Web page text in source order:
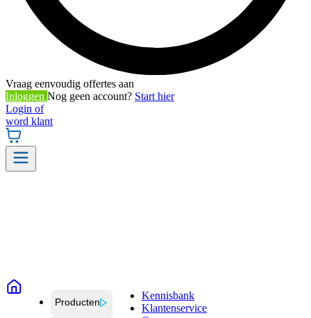
Vraag eenvoudig offertes aan
Inloggen Nog geen account? Start hier
Login of
word klant
Producten
Kennisbank
Klantenservice